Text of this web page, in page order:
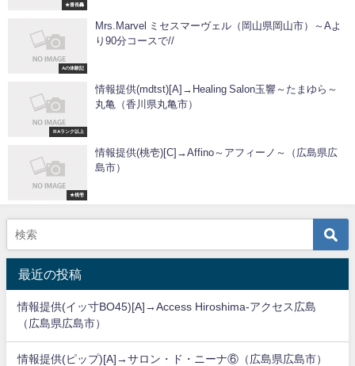
★番長轟
Aの体験記
Mrs.Marvel ミセスマーヴェル（岡山県岡山市）～Aよ
り90分コースで//
※Aランク以上
情報提供(mdtst)[A]→Healing Salon玉響～たまゆら～
丸亀（香川県丸亀市）
★桃壱
情報提供(桃壱)[C]→Affino～アフィーノ～（広島県広
島市）
最近の投稿
情報提供(イッ寸BO45)[A]→Access Hiroshima-アクセス広島
（広島県広島市）
情報提供(ピップ)[A]→サロン・ド・ニーナ⑥（広島県広島市）